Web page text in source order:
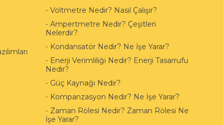
- Voltmetre Nedir? Nasıl Çalışır?
- Ampertmetre Nedir? Çeşitleri
Nelerdir?
- Kondansatör Nedir? Ne İşe Yarar?
- Enerji Verimliliği Nedir? Enerji Tasarrufu
Nedir?
- Güç Kaynağı Nedir?
- Kompanzasyon Nedir? Ne İşe Yarar?
- Zaman Rölesi Nedir? Zaman Rölesi Ne
İşe Yarar?